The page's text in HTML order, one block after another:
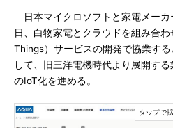
日本マイクロソフトと家電メーカ
日、白物家電とクラウドを組み合
Things）サービスの開発で協業す
して、旧三洋電機時代より展開す
のIoT化を進める。